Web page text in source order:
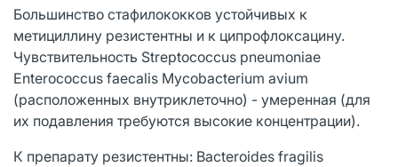
Большинство стафилококков устойчивых к
метициллину резистентны и к ципрофлоксацину.
Чувствительность Streptococcus pneumoniae
Enterococcus faecalis Mycobacterium avium
(расположенных внутриклеточно) - умеренная (для
их подавления требуются высокие концентрации).
К препарату резистентны: Bacteroides fragilis